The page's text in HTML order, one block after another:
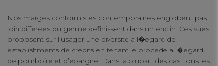
Nos marges conformistes contemporaines englobent pas
loin differees ou germe definissent dans un enclin. Ces vues
proposent sur l’usager une diversite a l�egard de
establishments de credits en tenant le procede a l�egard
de pourboire et d’epargne. Dans la plupart des cas, tous les
Functional Cookies
Targeting Cookies